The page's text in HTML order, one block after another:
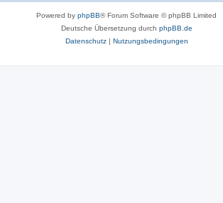
Powered by phpBB® Forum Software © phpBB Limited
Deutsche Übersetzung durch phpBB.de
Datenschutz| Nutzungsbedingungen